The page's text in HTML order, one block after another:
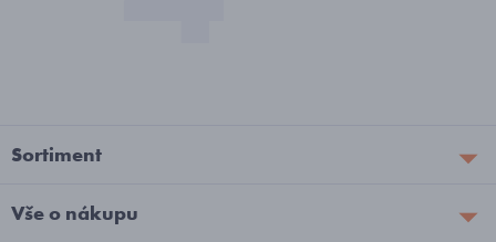
Sortiment
Vše o nákupu